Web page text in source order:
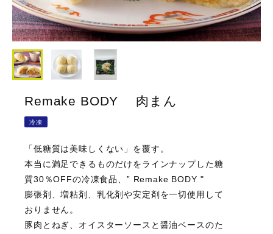
Remake BODY 肉まん
冷凍
「低糖質は美味しくない」を覆す。
本当に満足できるものだけをラインナップした糖
質30％OFFの冷凍食品、” Remake BODY "
膨張剤、増粘剤、乳化剤や安定剤を一切使用して
おりません。
豚肉とねぎ、オイスターソースと醤油ベースのた